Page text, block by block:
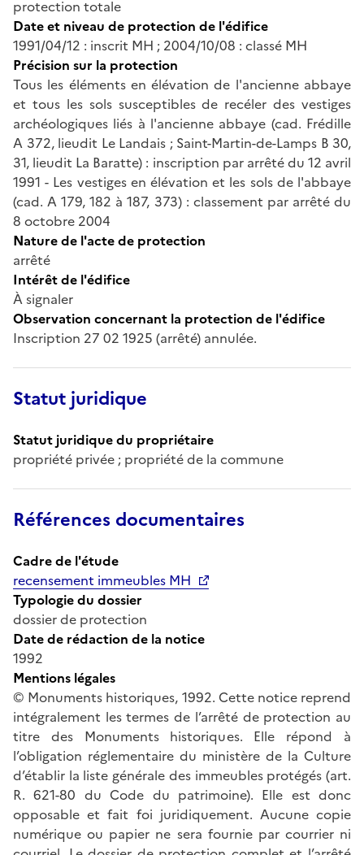
protection totale
Date et niveau de protection de l'édifice
1991/04/12 : inscrit MH ; 2004/10/08 : classé MH
Précision sur la protection
Tous les éléments en élévation de l'ancienne abbaye
et tous les sols susceptibles de recéler des vestiges
archéologiques liés à l'ancienne abbaye (cad. Frédille
A 372, lieudit Le Landais ; Saint-Martin-de-Lamps B 30,
31, lieudit La Baratte) : inscription par arrêté du 12 avril
1991 - Les vestiges en élévation et les sols de l'abbaye
(cad. A 179, 182 à 187, 373) : classement par arrêté du
8 octobre 2004
Nature de l'acte de protection
arrêté
Intérêt de l'édifice
À signaler
Observation concernant la protection de l'édifice
Inscription 27 02 1925 (arrêté) annulée.
Statut juridique
Statut juridique du propriétaire
propriété privée ; propriété de la commune
Références documentaires
Cadre de l'étude
recensement immeubles MH
Typologie du dossier
dossier de protection
Date de rédaction de la notice
1992
Mentions légales
© Monuments historiques, 1992. Cette notice reprend
intégralement les termes de l’arrêté de protection au
titre des Monuments historiques. Elle répond à
l’obligation réglementaire du ministère de la Culture
d’établir la liste générale des immeubles protégés (art.
R. 621-80 du Code du patrimoine). Elle est donc
opposable et fait foi juridiquement. Aucune copie
numérique ou papier ne sera fournie par courrier ni